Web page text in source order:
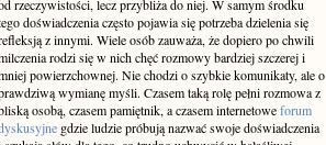
rzeczywistości, lecz przybliża do niej. W samym środku
doświadczenia często pojawia się potrzeba dzielenia się
z innymi. Wiele osób zauważa, że dopiero po chwili
rodzi się w nich chęć rozmowy bardziej szczerej i
powierzchownej. Nie chodzi o szybkie komunikaty, ale o
wymianę myśli. Czasem taką rolę pełni rozmowa z
osobą, czasem pamiętnik, a czasem internetoweforum
gdzie ludzie próbują nazwać swoje doświadczenia